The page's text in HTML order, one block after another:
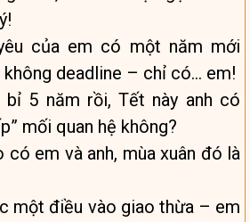
của em có một năm mới
không deadline – chỉ có… em!
bỉ 5 năm rồi, Tết này anh có
mối quan hệ không?
có em và anh, mùa xuân đó là
một điều vào giao thừa – em